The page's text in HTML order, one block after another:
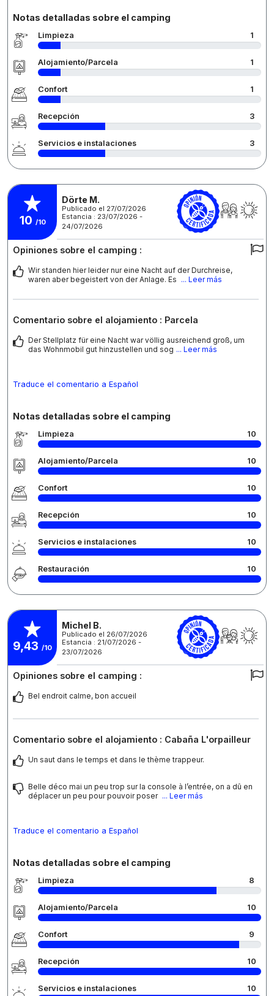
Notas detalladas sobre el camping
Limpieza 1
Alojamiento/Parcela 1
Confort 1
Recepción 3
Servicios e instalaciones 3
10 /10
Dörte M.
Publicado el 27/07/2026
Estancia : 23/07/2026 -
24/07/2026
Opiniones sobre el camping :
Wir standen hier leider nur eine Nacht auf der Durchreise,
waren aber begeistert von der Anlage. Es ... Leer más
Comentario sobre el alojamiento : Parcela
Der Stellplatz für eine Nacht war völlig ausreichend groß, um
das Wohnmobil gut hinzustellen und sog ... Leer más
Traduce el comentario a Español
Notas detalladas sobre el camping
Limpieza 10
Alojamiento/Parcela 10
Confort 10
Recepción 10
Servicios e instalaciones 10
Restauración 10
9,43 /10
Michel B.
Publicado el 26/07/2026
Estancia : 21/07/2026 -
23/07/2026
Opiniones sobre el camping :
Bel endroit calme, bon accueil
Comentario sobre el alojamiento : Cabaña L'orpailleur
Un saut dans le temps et dans le thème trappeur.
Belle déco mai un peu trop sur la console à l’entrée, on a dû en
déplacer un peu pour pouvoir poser ... Leer más
Traduce el comentario a Español
Notas detalladas sobre el camping
Limpieza 8
Alojamiento/Parcela 10
Confort 9
Recepción 10
Servicios e instalaciones 10